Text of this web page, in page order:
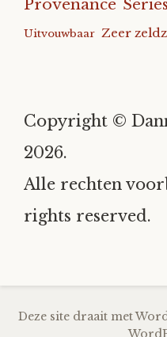
Provenance Series
Uitvouwbaar Zeer
Copyright ©
2026.
Alle rechten
rights reserved.
Deze site draait met